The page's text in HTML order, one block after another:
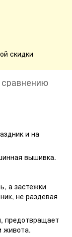
скидки
и на
вышивка.
а застежки
не раздевая
предотвращает
живота.